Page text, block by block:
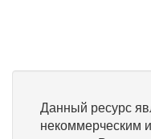
Данный ресурс
некоммерческим